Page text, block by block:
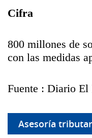
Cifra
800 millones de
con las medidas
Fuente : Diario El
Asesoría